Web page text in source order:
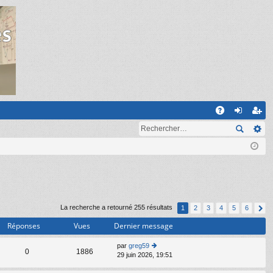
on ns
cri
La recherche a retourné 255 résultats 1 2 3 4 5 6
Réponses Vues Dernier message
0 1886
par greg59
o
29 juin 2026, 19:51